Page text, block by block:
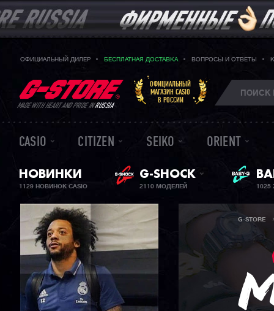
ОФИЦИАЛЬНЫЙ ДИЛЕР БЕСПЛАТНАЯ ДОСТАВКА ВОПРОСЫ И ОТВЕТЫ
MADE WITH HEART AND PRIDE INRUSSIA
ОФИЦИАЛЬНЫЙ
МАГАЗИН CASIO
В РОССИИ
CASIO CITIZEN SEIKO ORIENT
НОВИНКИ
1129 НОВИНОК CASIO
G-SHOCK
2110 МОДЕЛЕЙ
G-STORE